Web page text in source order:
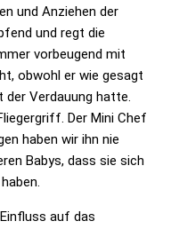
und Anziehen der
und regt die
vorbeugend mit
obwohl er wie gesagt
der Verdauung hatte.
Der Mini Chef
haben wir ihn nie
Babys, dass sie sich
auf das